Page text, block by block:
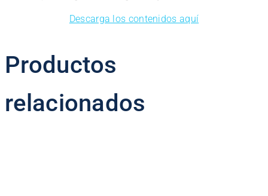
Descarga los contenidos aquí
Productos
relacionados